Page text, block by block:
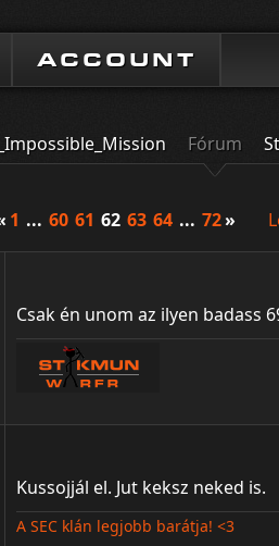
ACCOUNT
Fórum
1 ... 60 61 62 63 64 ... 72»
Csak én unom az ilyen badass
Kussojjál el. Jut keksz neked is.
A SEC klán legjobb barátja! <3